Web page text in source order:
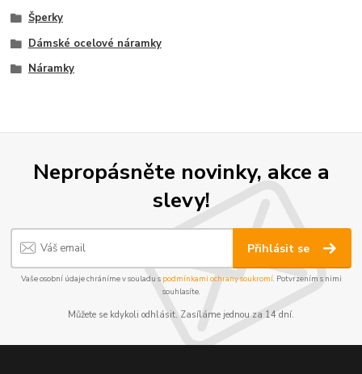
Šperky
Dámské ocelové náramky
Náramky
Nepropásněte novinky, akce a
slevy!
Přihlásit se
Vaše osobní údaje chráníme v souladu s podmínkami ochrany soukromí. Potvrzením s nimi
souhlasíte.
Můžete se kdykoli odhlásit. Zasíláme jednou za 14 dní.